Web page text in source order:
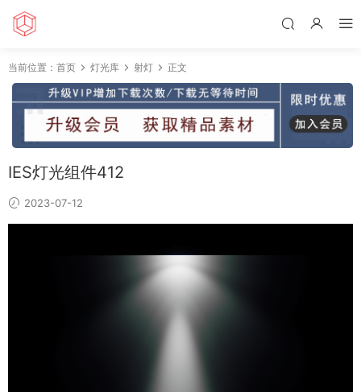
当前位置： 首页 灯光库 射灯 正文
IES灯光组件412
2023-07-12